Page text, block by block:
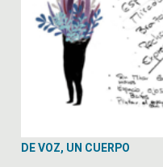
DE VOZ, UN CUERPO